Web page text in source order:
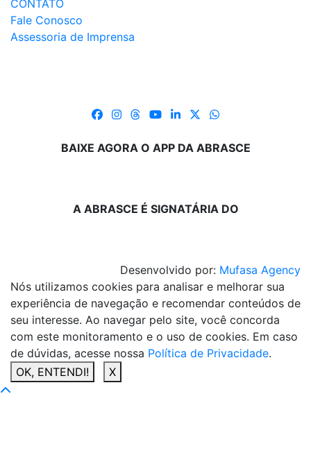
CONTATO
Fale Conosco
Assessoria de Imprensa
BAIXE AGORA O APP DA ABRASCE
A ABRASCE É SIGNATÁRIA DO
Desenvolvido por: Mufasa Agency
Nós utilizamos cookies para analisar e melhorar sua
experiência de navegação e recomendar conteúdos de
seu interesse. Ao navegar pelo site, você concorda
com este monitoramento e o uso de cookies. Em caso
de dúvidas, acesse nossa Política de Privacidade.
OK, ENTENDI!
X